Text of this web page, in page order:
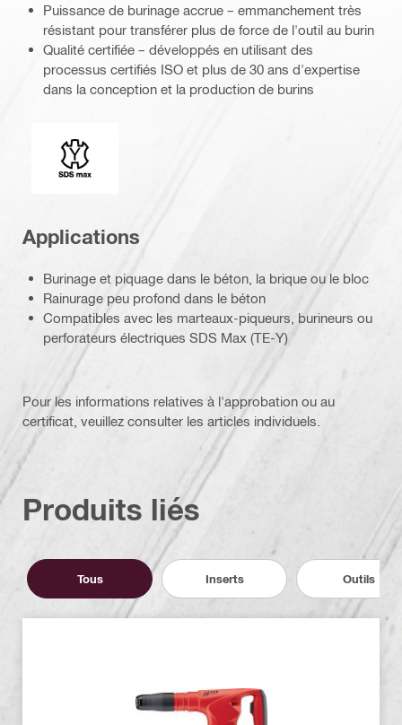
Puissance de burinage accrue – emmanchement très
résistant pour transférer plus de force de l'outil au burin
Qualité certifiée – développés en utilisant des
processus certifiés ISO et plus de 30 ans d'expertise
dans la conception et la production de burins
Extrémité de connexion
Applications
Burinage et piquage dans le béton, la brique ou le bloc
Rainurage peu profond dans le béton
Compatibles avec les marteaux-piqueurs, burineurs ou
perforateurs électriques SDS Max (TE-Y)
Pour les informations relatives à l'approbation ou au
certificat, veuillez consulter les articles individuels.
Produits liés
Tous Inserts Outils